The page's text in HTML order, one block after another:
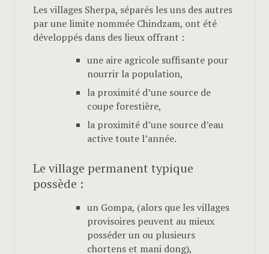
Les villages Sherpa, séparés les uns des autres
par une limite nommée Chindzam, ont été
développés dans des lieux offrant :
une aire agricole suffisante pour
nourrir la population,
la proximité d’une source de
coupe forestière,
la proximité d’une source d’eau
active toute l’année.
Le village permanent typique
possède :
un Gompa, (alors que les villages
provisoires peuvent au mieux
posséder un ou plusieurs
chortens et mani dong),